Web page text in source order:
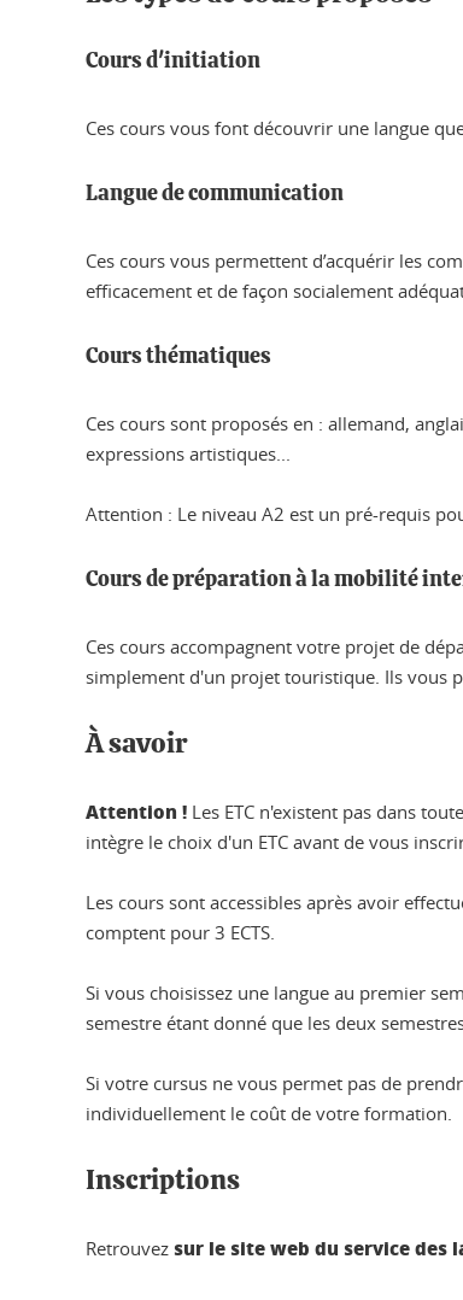
Cours d'initiation
Ces cours vous font découvrir une langue
Langue de communication
Ces cours vous permettent d’acquérir les
efficacement et de façon socialement
Cours thématiques
Ces cours sont proposés en : allemand,
expressions artistiques...
Attention : Le niveau A2 est un pré-requis
Cours de préparation à la mobilité
Ces cours accompagnent votre projet de
simplement d'un projet touristique. Ils vous
À savoir
Attention ! Les ETC n'existent pas dans
intègre le choix d'un ETC avant de vous
Les cours sont accessibles après avoir
comptent pour 3 ECTS.
Si vous choisissez une langue au premier
semestre étant donné que les deux
Si votre cursus ne vous permet pas de
individuellement le coût de votre formation.
Inscriptions
Retrouvez sur le site web du service des